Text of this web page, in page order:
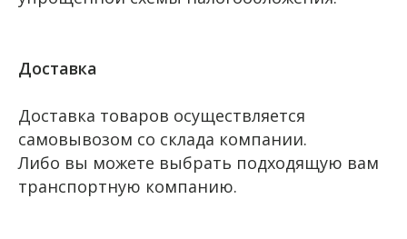
Доставка
Доставка товаров осуществляется
самовывозом со склада компании.
Либо вы можете выбрать подходящую вам
транспортную компанию.